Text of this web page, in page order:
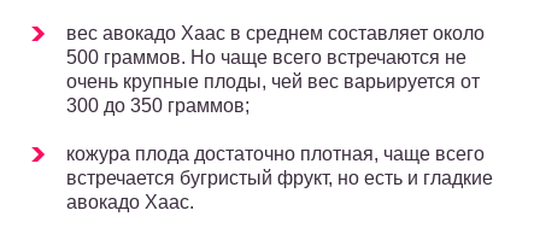
вес авокадо Хаас в среднем составляет около
500 граммов. Но чаще всего встречаются не
очень крупные плоды, чей вес варьируется от
300 до 350 граммов;
кожура плода достаточно плотная, чаще всего
встречается бугристый фрукт, но есть и гладкие
авокадо Хаас.